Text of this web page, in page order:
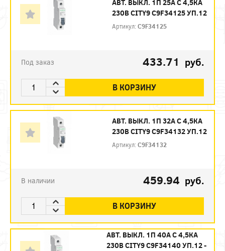
АВТ. ВЫКЛ. 1П 25А С 4,5КА
230В CITY9 C9F34125 УП.12
Артикул:C9F34125
Под заказ 433.71 руб.
В КОРЗИНУ
АВТ. ВЫКЛ. 1П 32А С 4,5КА
230В CITY9 C9F34132 УП.12
Артикул:C9F34132
В наличии 459.94 руб.
В КОРЗИНУ
АВТ. ВЫКЛ. 1П 40А С 4,5КА
230В CITY9 C9F34140 УП.12 -